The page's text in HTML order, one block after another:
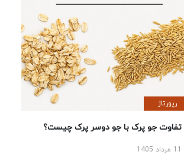
رپورتاژ
تفاوت جو پرک با جو دوسر پرک چیست؟